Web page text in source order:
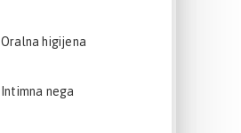
Oralna higijena
Intimna nega